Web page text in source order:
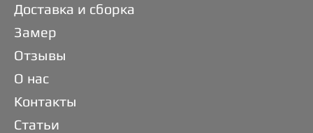
Доставка и сборка
Замер
Отзывы
О нас
Контакты
Статьи